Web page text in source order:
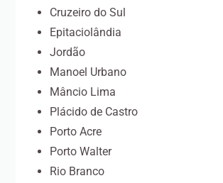
Cruzeiro do Sul
Epitaciolândia
Jordão
Manoel Urbano
Mâncio Lima
Plácido de Castro
Porto Acre
Porto Walter
Rio Branco